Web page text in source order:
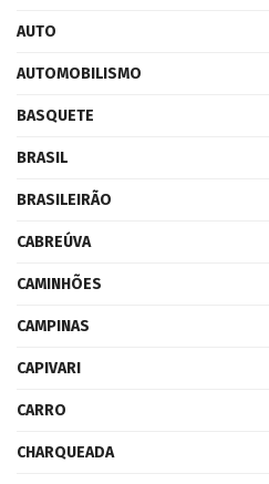
AUTO
AUTOMOBILISMO
BASQUETE
BRASIL
BRASILEIRÃO
CABREÚVA
CAMINHÕES
CAMPINAS
CAPIVARI
CARRO
CHARQUEADA